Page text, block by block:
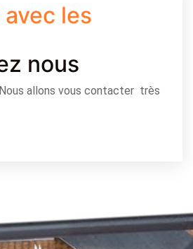
les
nous
allons vous contacter très